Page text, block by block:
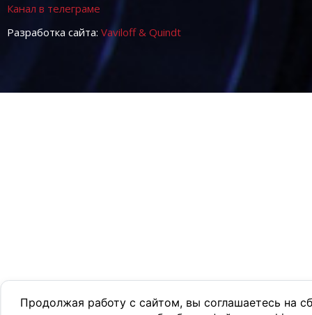
Продолжая работу с сайтом, вы соглашаетесь на
Канал в телеграме
Разработка сайта: Vaviloff & Quindt